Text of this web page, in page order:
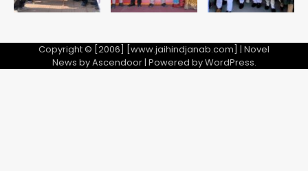
Copyright © [2006] [www.jaihindjanab.com] | Novel
News byAscendoor| Powered byWordPress.